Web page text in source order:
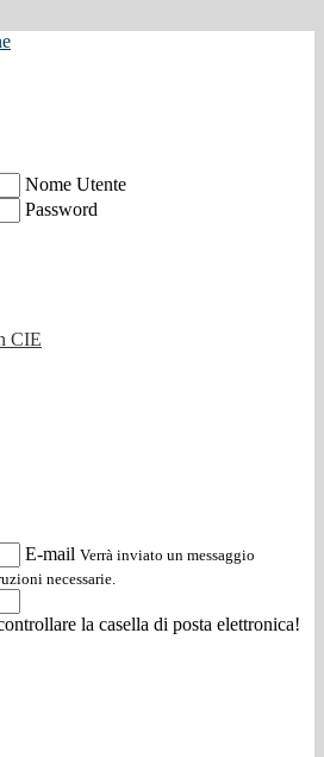
Nome Utente
Password
CIE
E-mail Verrà inviato un messaggio
necessarie.
la casella di posta elettronica!